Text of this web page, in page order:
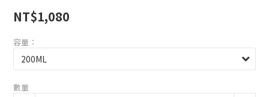
NT$1,080
容量：
數量